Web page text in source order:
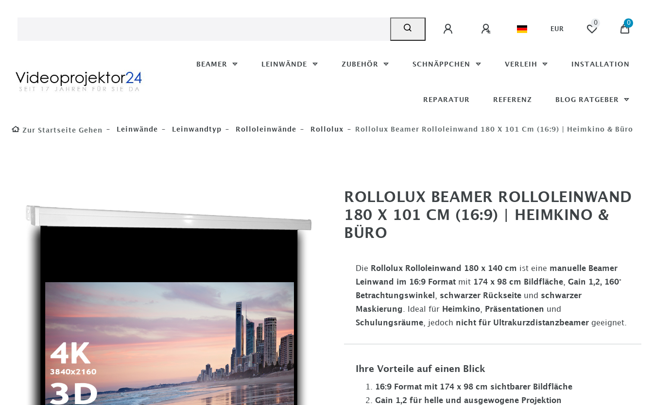
EUR
0 0
BEAMER LEINWÄNDE ZUBEHÖR SCHNÄPPCHEN VERLEIH INSTALLATION
REPARATUR REFERENZ BLOG RATGEBER
Zur Startseite Gehen Leinwände Leinwandtyp Rolloleinwände Rollolux Rollolux Beamer Rolloleinwand 180 X 101 Cm (16:9) | Heimkino & Büro
ROLLOLUX BEAMER ROLLOLEINWAND
180 X 101 CM (16:9) | HEIMKINO &
BÜRO
Die Rollolux Rolloleinwand 180 x 140 cm ist eine manuelle Beamer
Leinwand im 16:9 Format mit 174 x 98 cm Bildfläche, Gain 1,2, 160°
Betrachtungswinkel , schwarzer Rückseite und schwarzer
Maskierung. Ideal für Heimkino, Präsentationen und
Schulungsräume, jedoch nicht für Ultrakurzdistanzbeamer geeignet.
Ihre Vorteile auf einen Blick
16:9 Format mit 174 x 98 cm sichtbarer Bildfläche
Gain 1,2 für helle und ausgewogene Projektion